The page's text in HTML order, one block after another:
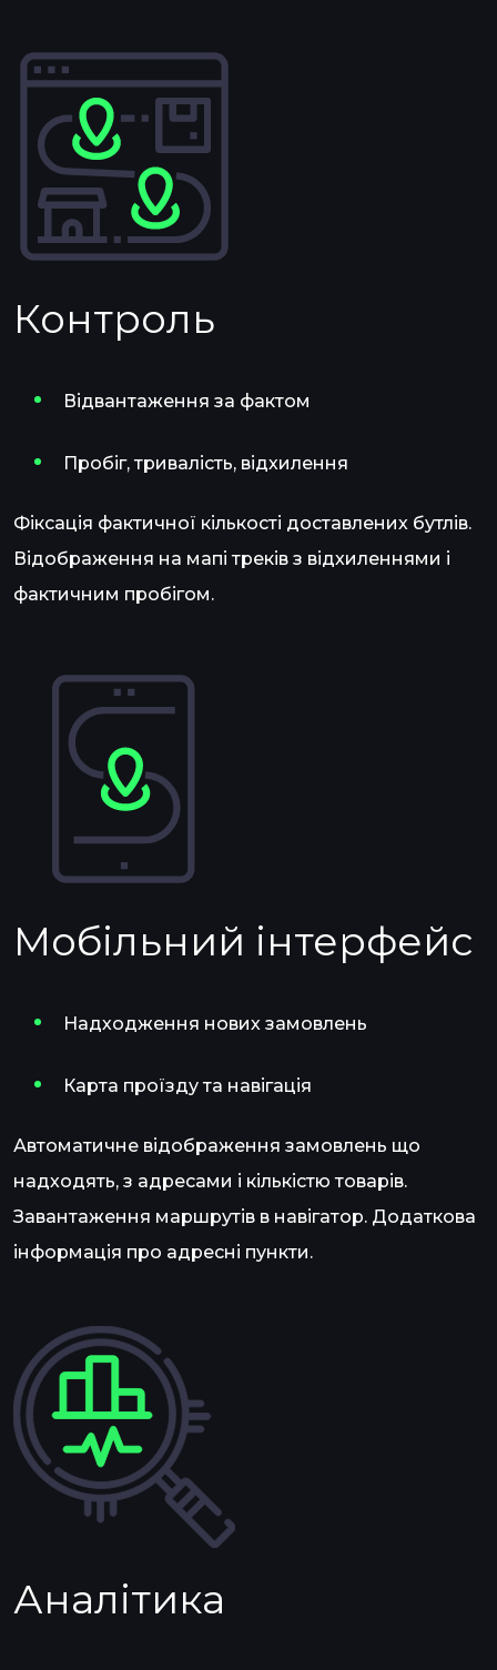
Контроль
Відвантаження за фактом
Пробіг, тривалість, відхилення
Фіксація фактичної кількості доставлених бутлів.
Відображення на мапі треків з відхиленнями і
фактичним пробігом.
Мобільний інтерфейс
Надходження нових замовлень
Карта проїзду та навігація
Автоматичне відображення замовлень що
надходять, з адресами і кількістю товарів.
Завантаження маршрутів в навігатор. Додаткова
інформація про адресні пункти.
Аналітика